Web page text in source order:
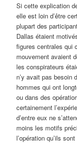
Si cette explication
elle est loin d’être
plupart des
Dallas étaient
figures centrales qui
mouvement avaient
les conspirateurs
n’y avait pas besoin
hommes qui ont
ou dans des
certainement
d’entre eux ne
moins les motifs
l’opération qu’ils